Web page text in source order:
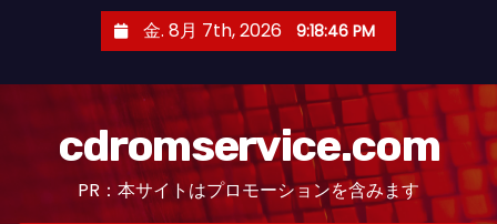
金. 8月 7th, 2026 9:18:47 PM
cdromservice.com
PR：本サイトはプロモーションを含みます